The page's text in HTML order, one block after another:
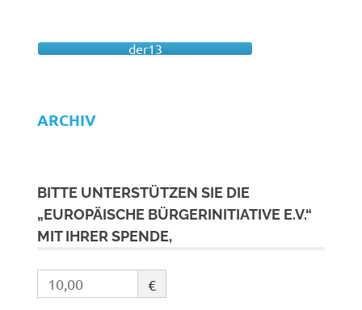
der13
ARCHIV
BITTE UNTERSTÜTZEN SIE DIE
„EUROPÄISCHE BÜRGERINITIATIVE E.V.“
MIT IHRER SPENDE,
€